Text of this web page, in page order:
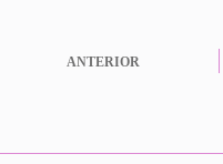
ANTERIOR